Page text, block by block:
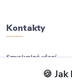
Kontakty
Smysluplné učení
+420 737 937 936
🍪